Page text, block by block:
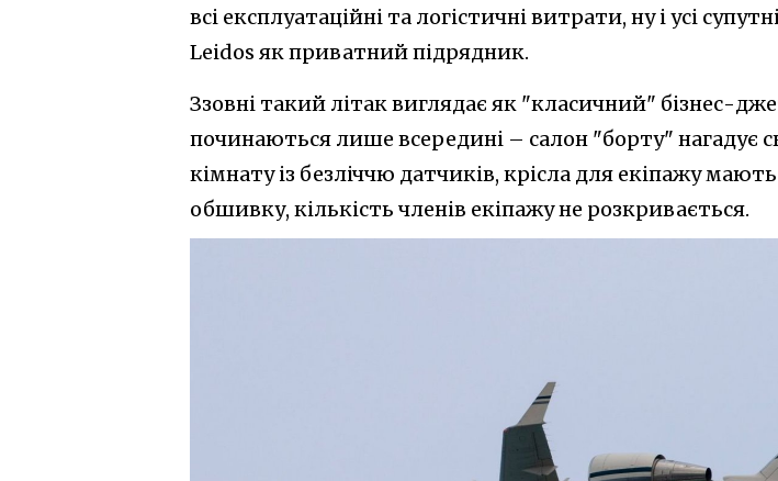
всі експлуатаційні та логістичні витрати, ну і усі
Leidos як приватний підрядник.
Ззовні такий літак виглядає як "класичний" бізнес-
починаються лише всередині – салон "борту" нагадує
кімнату із безліччю датчиків, крісла для екіпажу
обшивку, кількість членів екіпажу не розкривається.